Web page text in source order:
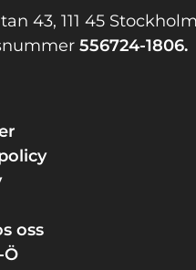
43, 111 45
556724-1806.
oss
Ö